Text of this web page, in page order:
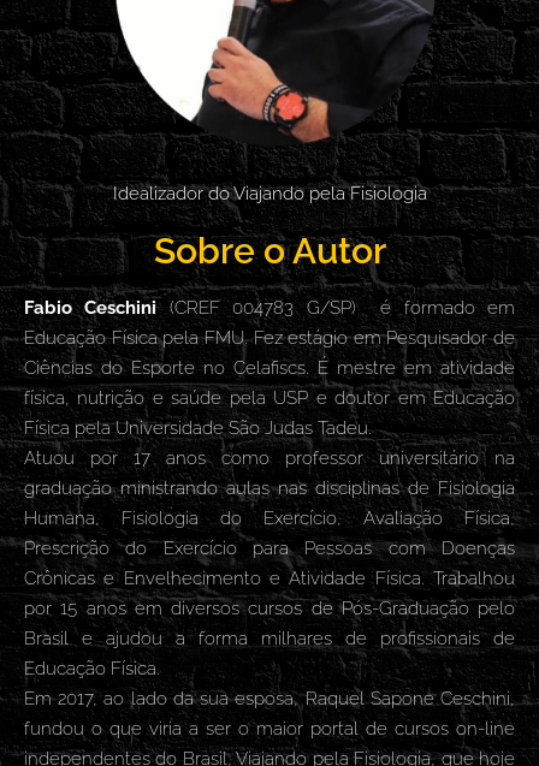
Idealizador do Viajando pela Fisiologia
Sobre o Autor
Fabio Ceschini(CREF 004783 G/SP) é formado em
Educação Física pela FMU. Fez estágio em Pesquisador de
Ciências do Esporte no Celafiscs. É mestre em atividade
física, nutrição e saúde pela USP e doutor em Educação
Física pela Universidade São Judas Tadeu.
Atuou por 17 anos como professor universitário na
graduação ministrando aulas nas disciplinas de Fisiologia
Humana, Fisiologia do Exercício, Avaliação Física,
Prescrição do Exercício para Pessoas com Doenças
Crônicas e Envelhecimento e Atividade Física. Trabalhou
por 15 anos em diversos cursos de Pós-Graduação pelo
Brasil e ajudou a forma milhares de profissionais de
Educação Física.
Em 2017, ao lado da sua esposa, Raquel Sapone Ceschini,
fundou o que viria a ser o maior portal de cursos on-line
independentes do Brasil, Viajando pela Fisiologia, que hoje